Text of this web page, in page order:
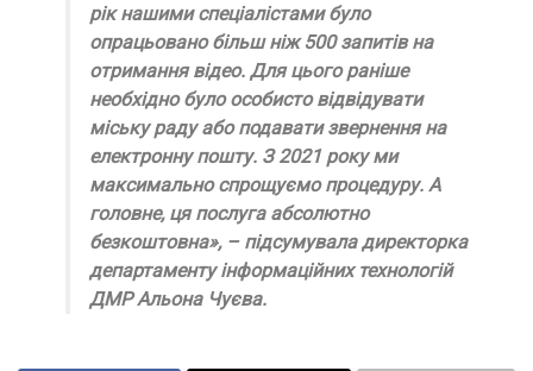
рік нашими спеціалістами було
опрацьовано більш ніж 500 запитів на
отримання відео. Для цього раніше
необхідно було особисто відвідувати
міську раду або подавати звернення на
електронну пошту. З 2021 року ми
максимально спрощуємо процедуру. А
головне, ця послуга абсолютно
безкоштовна», – підсумувала директорка
департаменту інформаційних технологій
ДМР Альона Чуєва.